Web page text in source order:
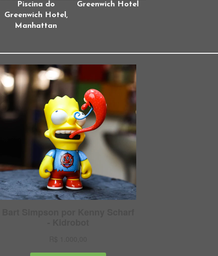
Piscina do
Greenwich Hotel,
Manhattan
Greenwich Hotel